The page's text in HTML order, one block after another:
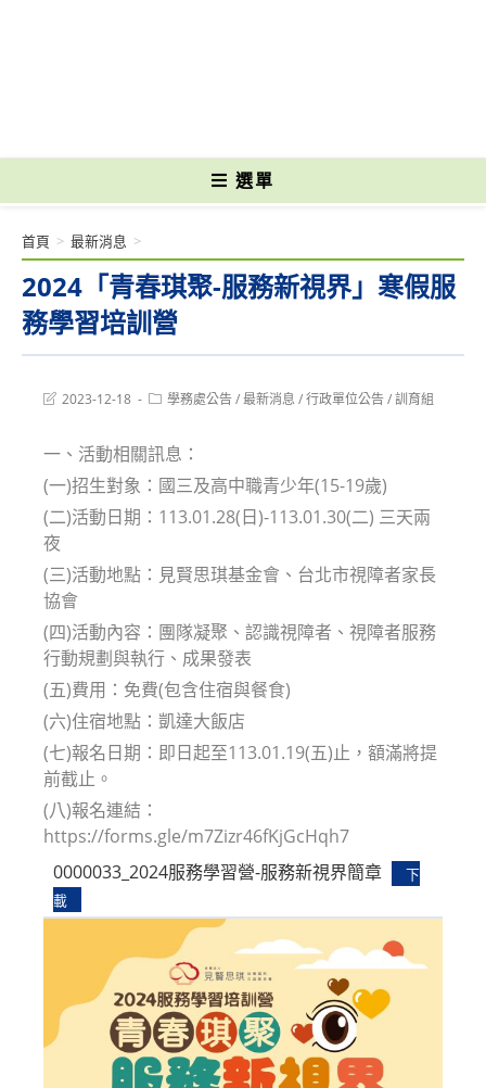
選單
2024「青春琪聚-服務新視界」寒假服
務學習培訓營
首頁 > 最新消息 >
Post2023-12-18
Post學務處公告/最新消息 /行政單位公告/訓育組
一、活動相關訊息：
(一)招生對象：國三及高中職青少年(15-19歲)
(二)活動日期：113.01.28(日)-113.01.30(二) 三天兩
夜
(三)活動地點：見賢思琪基金會、台北市視障者家長
協會
(四)活動內容：團隊凝聚、認識視障者、視障者服務
行動規劃與執行、成果發表
(五)費用：免費(包含住宿與餐食)
(六)住宿地點：凱達大飯店
(七)報名日期：即日起至113.01.19(五)止，額滿將提
前截止。
(八)報名連結：
https://forms.gle/m7Zizr46fKjGcHqh7
0000033_2024服務學習營-服務新視界簡章
下
載